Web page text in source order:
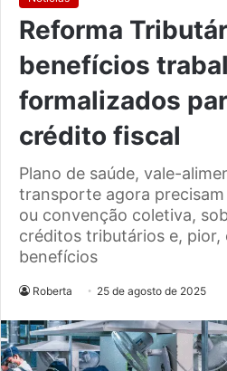
Reforma
benefícios
formalizados
crédito fiscal
Plano de saúde, vale-
transporte agora
ou convenção coletiva,
créditos tributários e, pior,
benefícios
Roberta 25 de agosto de 2025